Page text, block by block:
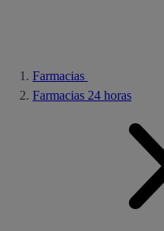
Farmacias
Farmacias 24 horas